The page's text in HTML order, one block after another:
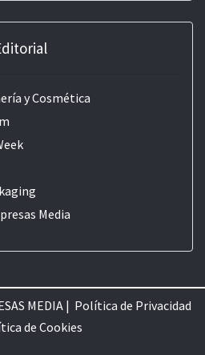
y Cosmética
Media
MEDIA | Política de Privacidad
de Cookies